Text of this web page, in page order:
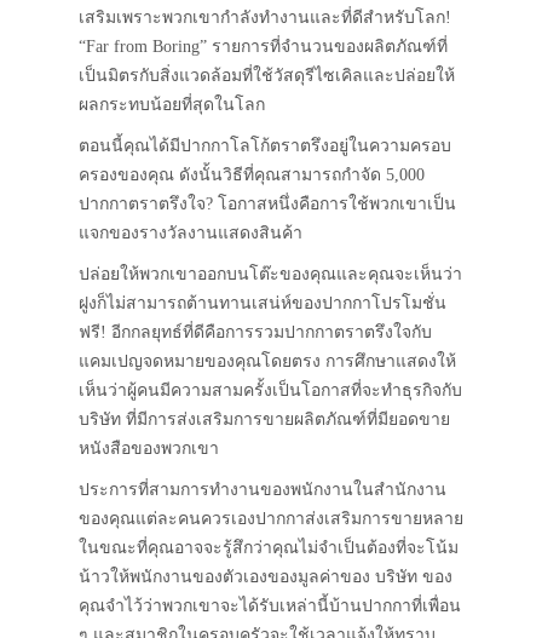
เสริมเพราะพวกเขากำลังทำงานและที่ดีสำหรับโลก!
“Far from Boring” รายการที่จำนวนของผลิตภัณฑ์ที่
เป็นมิตรกับสิ่งแวดล้อมที่ใช้วัสดุรีไซเคิลและปล่อยให้
ผลกระทบน้อยที่สุดในโลก
ตอนนี้คุณได้มีปากกาโลโก้ตราตรึงอยู่ในความครอบ
ครองของคุณ ดังนั้นวิธีที่คุณสามารถกำจัด 5,000
ปากกาตราตรึงใจ? โอกาสหนึ่งคือการใช้พวกเขาเป็น
แจกของรางวัลงานแสดงสินค้า
ปล่อยให้พวกเขาออกบนโต๊ะของคุณและคุณจะเห็นว่า
ฝูงก็ไม่สามารถต้านทานเสน่ห์ของปากกาโปรโมชั่น
ฟรี! อีกกลยุทธ์ที่ดีคือการรวมปากกาตราตรึงใจกับ
แคมเปญจดหมายของคุณโดยตรง การศึกษาแสดงให้
เห็นว่าผู้คนมีความสามครั้งเป็นโอกาสที่จะทำธุรกิจกับ
บริษัท ที่มีการส่งเสริมการขายผลิตภัณฑ์ที่มียอดขาย
หนังสือของพวกเขา
ประการที่สามการทำงานของพนักงานในสำนักงาน
ของคุณแต่ละคนควรเองปากกาส่งเสริมการขายหลาย
ในขณะที่คุณอาจจะรู้สึกว่าคุณไม่จำเป็นต้องที่จะโน้ม
น้าวให้พนักงานของตัวเองของมูลค่าของ บริษัท ของ
คุณจำไว้ว่าพวกเขาจะได้รับเหล่านี้บ้านปากกาที่เพื่อน